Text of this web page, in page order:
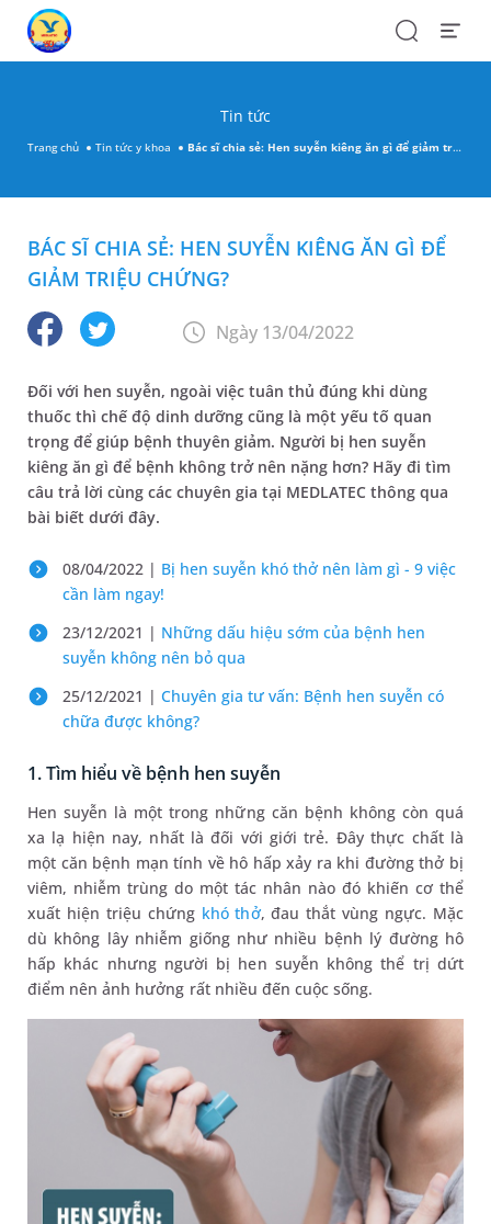
SearchOpen
Tin tức
Trang chủ Tin tức y khoa Bác sĩ chia sẻ: Hen suyễn kiêng ăn gì để giảm triệu chứng?
BÁC SĨ CHIA SẺ: HEN SUYỄN KIÊNG ĂN GÌ ĐỂ
GIẢM TRIỆU CHỨNG?
Ngày 13/04/2022
Đối với hen suyễn, ngoài việc tuân thủ đúng khi dùng
thuốc thì chế độ dinh dưỡng cũng là một yếu tố quan
trọng để giúp bệnh thuyên giảm. Người bị hen suyễn
kiêng ăn gì để bệnh không trở nên nặng hơn? Hãy đi tìm
câu trả lời cùng các chuyên gia tại MEDLATEC thông qua
bài biết dưới đây.
08/04/2022 | Bị hen suyễn khó thở nên làm gì - 9 việc
cần làm ngay!
23/12/2021 | Những dấu hiệu sớm của bệnh hen
suyễn không nên bỏ qua
25/12/2021 | Chuyên gia tư vấn: Bệnh hen suyễn có
chữa được không?
1. Tìm hiểu về bệnh hen suyễn
Hen suyễn là một trong những căn bệnh không còn quá
xa lạ hiện nay, nhất là đối với giới trẻ. Đây thực chất là
một căn bệnh mạn tính về hô hấp xảy ra khi đường thở bị
viêm, nhiễm trùng do một tác nhân nào đó khiến cơ thể
xuất hiện triệu chứng khó thở, đau thắt vùng ngực. Mặc
dù không lây nhiễm giống như nhiều bệnh lý đường hô
hấp khác nhưng người bị hen suyễn không thể trị dứt
điểm nên ảnh hưởng rất nhiều đến cuộc sống.